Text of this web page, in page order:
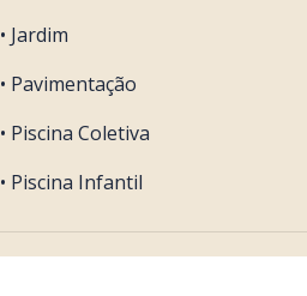
• Jardim
• Pavimentação
• Piscina Coletiva
• Piscina Infantil